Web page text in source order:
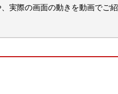
実際の画面の動きを動画でご紹